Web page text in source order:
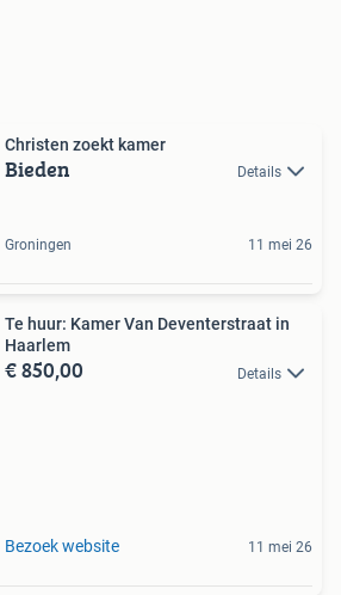
Christen zoekt kamer
Bieden Details
Groningen 11 mei 26
Te huur: Kamer Van Deventerstraat in
Haarlem
€ 850,00 Details
Bezoek website 11 mei 26